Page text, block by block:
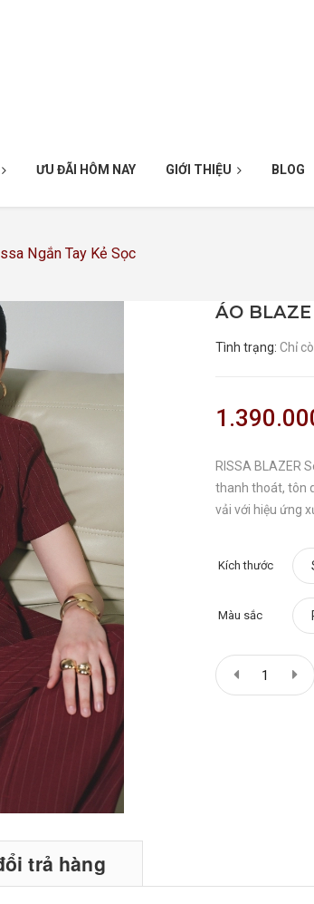
ƯU ĐÃI HÔM NAY GIỚI THIỆU BLOG
Ngắn Tay Kẻ Sọc
ÁO
Tình trạng: Chỉ
RISSA BLAZER
thanh thoát, tôn
vải với hiệu ứng
Kích thước
Màu sắc
trả hàng